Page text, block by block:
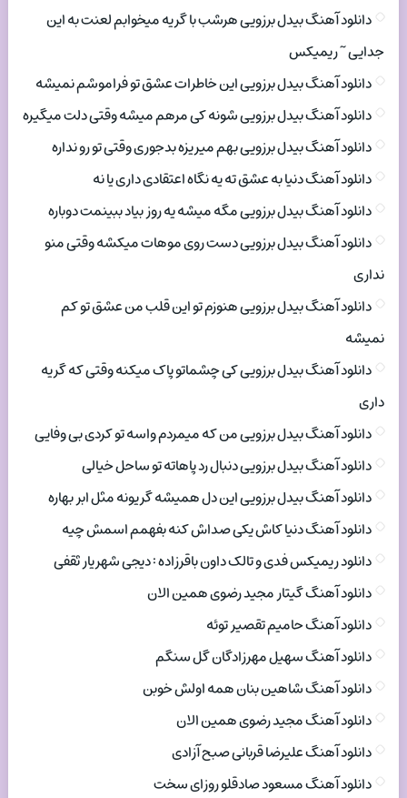
دانلود آهنگ بیدل برزویی هرشب با گریه میخوابم لعنت به این
جدایی ~ ریمیکس
دانلود آهنگ بیدل برزویی این خاطرات عشق تو فراموشم نمیشه
دانلود آهنگ بیدل برزویی شونه کی مرهم میشه وقتی دلت میگیره
دانلود آهنگ بیدل برزویی بهم میریزه بدجوری وقتی تو رو نداره
دانلود آهنگ دنیا به عشق ته یه نگاه اعتقادی داری یا نه
دانلود آهنگ بیدل برزویی مگه میشه یه روز بیاد ببینمت دوباره
دانلود آهنگ بیدل برزویی دست روی موهات میکشه وقتی منو
نداری
دانلود آهنگ بیدل برزویی هنوزم تو این قلب من عشق تو کم
نمیشه
دانلود آهنگ بیدل برزویی کی چشماتو پاک میکنه وقتی که گریه
داری
دانلود آهنگ بیدل برزویی من که میمردم واسه تو کردی بی وفایی
دانلود آهنگ بیدل برزویی دنبال رد پاهاته تو ساحل خیالی
دانلود آهنگ بیدل برزویی این دل همیشه گریونه مثل ابر بهاره
دانلود آهنگ دنیا کاش یکی صداش کنه بفهمم اسمش چیه
دانلود ریمیکس فدی و تالک داون باقرزاده : دیجی شهریار ثقفی
دانلود آهنگ گیتار مجید رضوی همین الان
دانلود آهنگ حامیم تقصیر توئه
دانلود آهنگ سهیل مهرزادگان گل سنگم
دانلود آهنگ شاهین بنان همه اولش خوبن
دانلود آهنگ مجید رضوی همین الان
دانلود آهنگ علیرضا قربانی صبح آزادی
دانلود آهنگ مسعود صادقلو روزای سخت